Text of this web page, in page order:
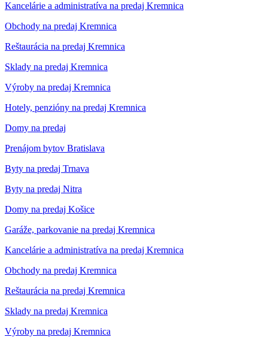
Kancelárie a administratíva na predaj Kremnica
Obchody na predaj Kremnica
Reštaurácia na predaj Kremnica
Sklady na predaj Kremnica
Výroby na predaj Kremnica
Hotely, penzióny na predaj Kremnica
Domy na predaj
Prenájom bytov Bratislava
Byty na predaj Trnava
Byty na predaj Nitra
Domy na predaj Košice
Garáže, parkovanie na predaj Kremnica
Kancelárie a administratíva na predaj Kremnica
Obchody na predaj Kremnica
Reštaurácia na predaj Kremnica
Sklady na predaj Kremnica
Výroby na predaj Kremnica